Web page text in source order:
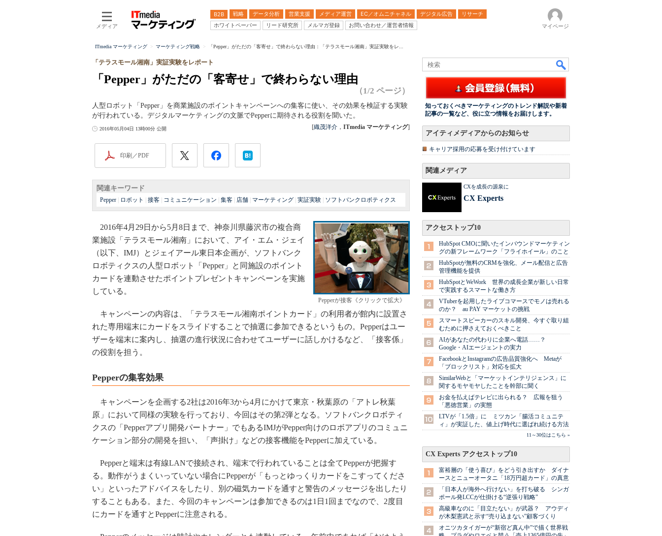
メディア
B2B 戦略 データ分析 営業支援 メディア運営 EC／オムニチャネル デジタル広告
リサーチ
ホワイトペーパー
リード研究所 メルマガ登録 お問い合わせ／運営者情報 マイページ
ITmedia マーケティング マーケティング戦略 「Pepper」がただの「客寄せ」で終わらない理由：「テラスモール湘南」実証実験をレ...
「Pepper」がただの「客寄せ」で終わらない理由
「テラスモール湘南」実証実験をレポート
（1/2 ページ）
人型ロボット「Pepper」を商業施設のポイントキャンペーンへの集客に使い、その効果を検証する実験
が行われている。デジタルマーケティングの文脈でPepperに期待される役割を聞いた。
2016年05月04日 13時00分 公開 [織茂洋介 ， ITmedia マーケティング]
印刷／PDF
関連キーワード
Pepper ロボット 接客 コミュニケーション 集客 店舗 マーケティング 実証実験 ソフトバンクロボティクス
Pepperが接客《クリックで拡大》
2016年4月29日から5月8日まで、神奈川県藤沢市の複合商
業施設「テラスモール湘南」において、アイ・エム・ジェイ
（以下、IMJ）とジェイアール東日本企画が、ソフトバンク
ロボティクスの人型ロボット「Pepper」と同施設のポイント
カードを連動させたポイントプレゼントキャンペーンを実施
している。
キャンペーンの内容は、「テラスモール湘南ポイントカード」の利用者が館内に設置さ
れた専用端末にカードをスライドすることで抽選に参加できるというもの。Pepperはユー
ザーを端末に案内し、抽選の進行状況に合わせてユーザーに話しかけるなど、「接客係」
の役割を担う。
Pepperの集客効果
キャンペーンを企画する2社は2016年3から4月にかけて東京・秋葉原の「アトレ秋葉
原」において同様の実験を行っており、今回はその第2弾となる。ソフトバンクロボティ
クスの「Pepperアプリ開発パートナー」でもあるIMJがPepper向けのロボアプリのコミュニ
ケーション部分の開発を担い、「声掛け」などの接客機能をPepperに加えている。
Pepperと端末は有線LANで接続され、端末で行われていることは全てPepperが把握す
る。動作がうまくいっていない場合にPepperが「もっとゆっくりカードをこすってくださ
い」といったアドバイスをしたり、別の磁気カードを通すと警告のメッセージを出したり
することもある。また、今回のキャンペーンは参加できるのは1日1回までなので、2度目
にカードを通すとPepperに注意される。
知っておくべきマーケティングのトレンド解説や新着
記事の一覧など、役に立つ情報をお届けします。
アイティメディアからのお知らせ
キャリア採用の応募を受け付けています
関連メディア
CXを成長の源泉に
CX Experts
アクセストップ10
HubSpot CMOに聞いたインバウンドマーケティン
グの新フレームワーク「フライホイール」のこと
HubSpotが無料のCRMを強化、メール配信と広告
管理機能を提供
HubSpotとWeWork 世界の成長企業が新しい日常
で実践するスマートな働き方
VTuberを起用したライブコマースでモノは売れる
のか？ au PAY マーケットの挑戦
スマートスピーカーのスキル開発、今すぐ取り組
むために押さえておくべきこと
AIがあなたの代わりに企業へ電話……？
Google・AIエージェントの実力
FacebookとInstagramの広告品質強化へ Metaが
「ブロックリスト」対応を拡大
SimilarWebと「マーケットインテリジェンス」に
関するモヤモヤしたことを幹部に聞く
お金を払えばテレビに出られる？ 広報を狙う
「悪徳営業」の実態
LTVが「1.5倍」に ミツカン「腸活コミュニテ
ィ」が実証した、値上げ時代に選ばれ続ける方法
11～30位はこちら »
CX Experts アクセストップ10
富裕層の「使う喜び」をどう引き出すか ダイナ
ースとニューオータニ「18万円超カード」の真意
「日本人が海外へ行けない」を打ち破る シンガ
ポール発LCCが仕掛ける“逆張り戦略”
高級車なのに「目立たない」が武器？ アウディ
が木梨憲武と示す“売り込まない”顧客づくり
オニツカタイガーが“新宿ど真ん中”で描く世界戦